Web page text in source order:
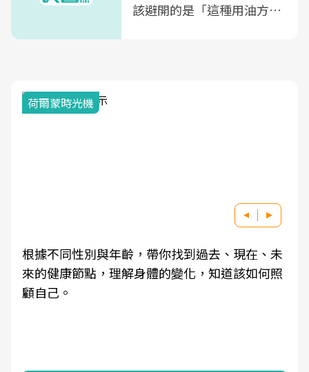
該避開的是「這種用油方
荷爾蒙時光機
根據不同性別與年齡，帶你找到過去、現在、未
來的健康節點，理解身體的變化，知道該如何照
顧自己。